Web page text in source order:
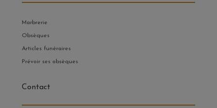
Marbrerie
Obsèques
Articles funéraires
Prévoir ses obsèques
Contact